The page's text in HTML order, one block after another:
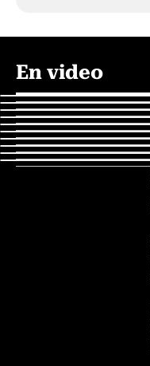
En video